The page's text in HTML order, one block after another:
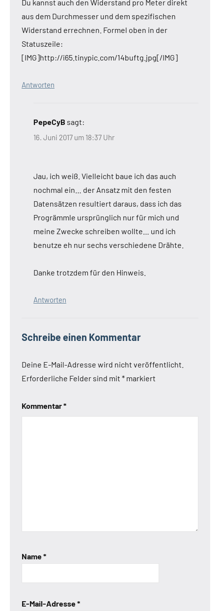
Du kannst auch den Widerstand pro Meter direkt
aus dem Durchmesser und dem spezifischen
Widerstand errechnen. Formel oben in der
Statuszeile:
[IMG]http://i65.tinypic.com/14buftg.jpg[/IMG]
Antworten
PepeCyB sagt:
16. Juni 2017 um 18:37 Uhr
Jau, ich weiß. Vielleicht baue ich das auch
nochmal ein… der Ansatz mit den festen
Datensätzen resultiert daraus, dass ich das
Progrämmle ursprünglich nur für mich und
meine Zwecke schreiben wollte… und ich
benutze eh nur sechs verschiedene Drähte.
Danke trotzdem für den Hinweis.
Antworten
Schreibe einen Kommentar
Deine E-Mail-Adresse wird nicht veröffentlicht.
Erforderliche Felder sind mit * markiert
Kommentar*
Name*
E-Mail-Adresse*